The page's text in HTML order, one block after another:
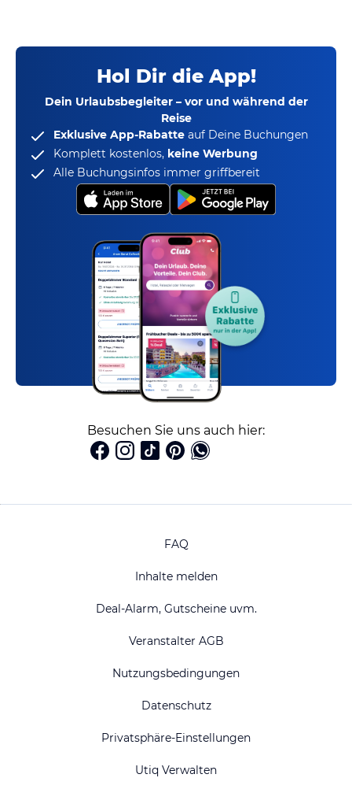
Hol Dir die App!
Dein Urlaubsbegleiter – vor und während der
Reise
Exklusive App-Rabatte auf Deine Buchungen
Komplett kostenlos, keine Werbung
Alle Buchungsinfos immer griffbereit
Besuchen Sie uns auch hier:
FAQ
Inhalte melden
Deal-Alarm, Gutscheine uvm.
Veranstalter AGB
Nutzungsbedingungen
Datenschutz
Privatsphäre-Einstellungen
Utiq Verwalten